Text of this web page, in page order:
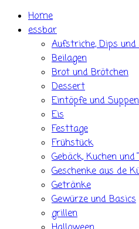
Skip Home
essbar
Aufstriche, Dips und
Beilagen
Brot und Brötchen
Dessert
Eintöpfe und Suppen
Eis
Festtage
Frühstück
Gebäck, Kuchen
Geschenke aus de
Getränke
Gewürze und Basics
grillen